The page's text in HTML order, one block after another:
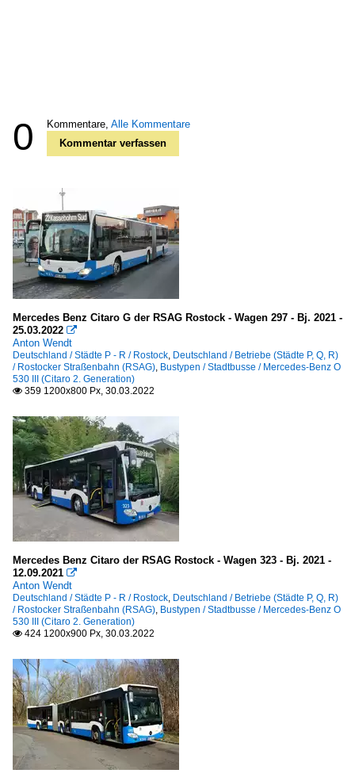
0 Kommentare, Alle Kommentare
Kommentar verfassen
Mercedes Benz Citaro G der RSAG Rostock - Wagen 297 - Bj. 2021 -
25.03.2022 
Anton Wendt
Deutschland / Städte P - R / Rostock, Deutschland / Betriebe (Städte P, Q, R)
/ Rostocker Straßenbahn (RSAG), Bustypen / Stadtbusse / Mercedes-Benz O
530 III (Citaro 2. Generation)
 359 1200x800 Px, 30.03.2022
Mercedes Benz Citaro der RSAG Rostock - Wagen 323 - Bj. 2021 -
12.09.2021 
Anton Wendt
Deutschland / Städte P - R / Rostock, Deutschland / Betriebe (Städte P, Q, R)
/ Rostocker Straßenbahn (RSAG), Bustypen / Stadtbusse / Mercedes-Benz O
530 III (Citaro 2. Generation)
 424 1200x900 Px, 30.03.2022